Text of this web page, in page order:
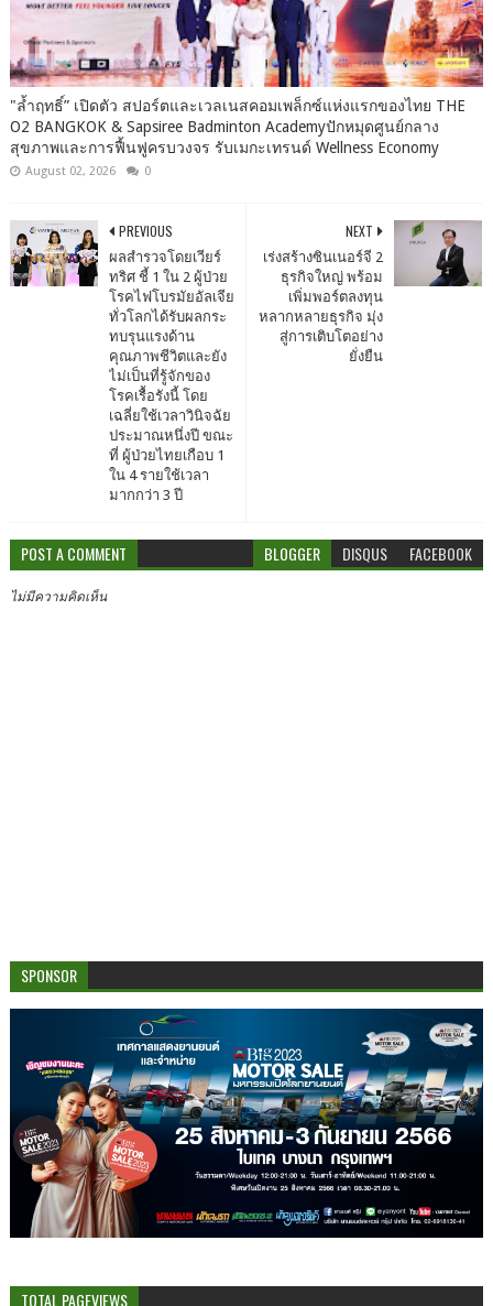
"ล้ำฤทธิ์” เปิดตัว สปอร์ตและเวลเนสคอมเพล็กซ์แห่งแรกของไทย THE
O2 BANGKOK & Sapsiree Badminton Academyปักหมุดศูนย์กลาง
สุขภาพและการฟื้นฟูครบวงจร รับเมกะเทรนด์ Wellness Economy
August 02, 2026 0
NEXT
เร่งสร้างซินเนอร์จี 2
ธุรกิจใหญ่ พร้อม
เพิ่มพอร์ตลงทุน
หลากหลายธุรกิจ มุ่ง
สู่การเติบโตอย่าง
ยั่งยืน
PREVIOUS
ผลสำรวจโดยเวียร์
ทริศ ชี้ 1 ใน 2 ผู้ป่วย
โรคไฟโบรมัยอัลเจีย
ทั่วโลกได้รับผลกระ
ทบรุนแรงด้าน
คุณภาพชีวิตและยัง
ไม่เป็นที่รู้จักของ
โรคเรื้อรังนี้ โดย
เฉลี่ยใช้เวลาวินิจฉัย
ประมาณหนึ่งปี ขณะ
ที่ ผู้ป่วยไทยเกือบ 1
ใน 4 รายใช้เวลา
มากกว่า 3 ปี
POST A COMMENT BLOGGER DISQUS FACEBOOK
ไม่มีความคิดเห็น
SPONSOR
TOTAL PAGEVIEWS